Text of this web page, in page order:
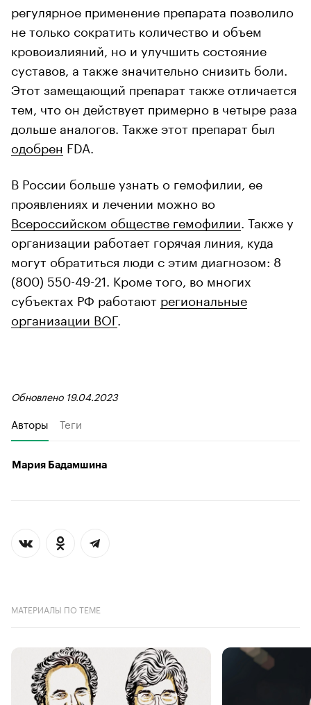
регулярное применение препарата позволило
не только сократить количество и объем
кровоизлияний, но и улучшить состояние
суставов, а также значительно снизить боли.
Этот замещающий препарат также отличается
тем, что он действует примерно в четыре раза
дольше аналогов. Также этот препарат был
одобрен FDA.
В России больше узнать о гемофилии, ее
проявлениях и лечении можно во
Всероссийском обществе гемофилии . Также у
организации работает горячая линия, куда
могут обратиться люди с этим диагнозом: 8
(800) 550-49-21. Кроме того, во многих
субъектах РФ работают региональные
организации ВОГ.
Обновлено 19.04.2023
Авторы Теги
Мария Бадамшина
МАТЕРИАЛЫ ПО ТЕМЕ